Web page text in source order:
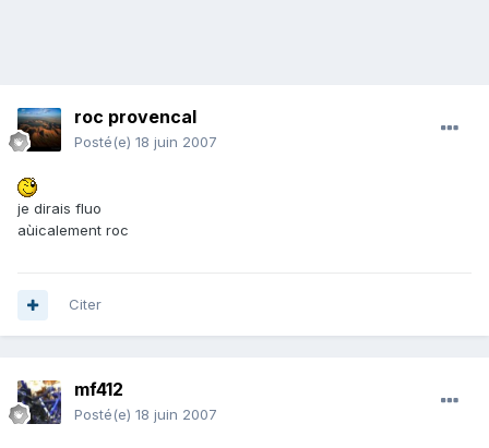
roc provencal
Posté(e) 18 juin 2007
je dirais fluo
aùicalement roc
Citer
mf412
Posté(e) 18 juin 2007